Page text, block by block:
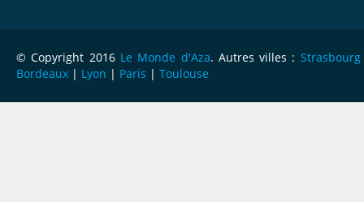
© Copyright 2016 Le Monde d'Aza. Autres villes : Strasbourg
Bordeaux | Lyon | Paris | Toulouse